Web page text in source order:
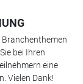
Branchenthemen
bei Ihren
eine
Vielen Dank!